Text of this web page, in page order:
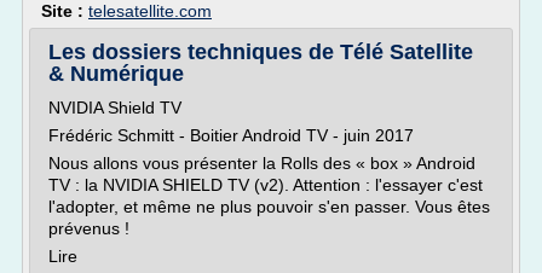
Site : telesatellite.com
Les dossiers techniques de Télé Satellite
& Numérique
NVIDIA Shield TV
Frédéric Schmitt - Boitier Android TV - juin 2017
Nous allons vous présenter la Rolls des « box » Android
TV : la NVIDIA SHIELD TV (v2). Attention : l'essayer c'est
l'adopter, et même ne plus pouvoir s'en passer. Vous êtes
prévenus !
Lire